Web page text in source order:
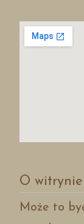
O witrynie
Może to